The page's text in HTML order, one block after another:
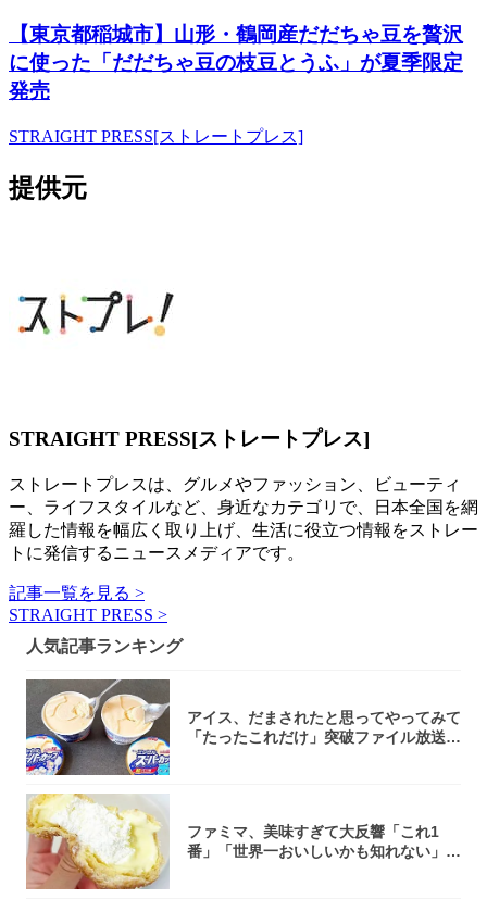
【東京都稲城市】山形・鶴岡産だだちゃ豆を贅沢
に使った「だだちゃ豆の枝豆とうふ」が夏季限定
発売
STRAIGHT PRESS[ストレートプレス]
提供元
STRAIGHT PRESS[ストレートプレス]
ストレートプレスは、グルメやファッション、ビューティ
ー、ライフスタイルなど、身近なカテゴリで、日本全国を網
羅した情報を幅広く取り上げ、生活に役立つ情報をストレー
トに発信するニュースメディアです。
記事一覧を見る >
STRAIGHT PRESS >
人気記事ランキング
アイス、だまされたと思ってやってみて
「たったこれだけ」突破ファイル放送で
ファミマ、美味すぎて大反響「これ1
番」「世界一おいしいかも知れない」